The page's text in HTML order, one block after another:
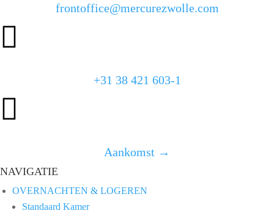
frontoffice@mercurezwolle.com

+31 38 421 603-1

Aankomst →
NAVIGATIE
OVERNACHTEN & LOGEREN
Standaard Kamer